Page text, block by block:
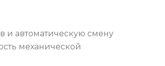
и автоматическую смену
механической